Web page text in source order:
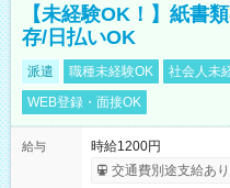
【未経験OK！】紙書
存/日払いOK
派遣 職種未経験OK 社会人未
WEB登録・面接OK
給与
時給1200円
交通費別途支給あり